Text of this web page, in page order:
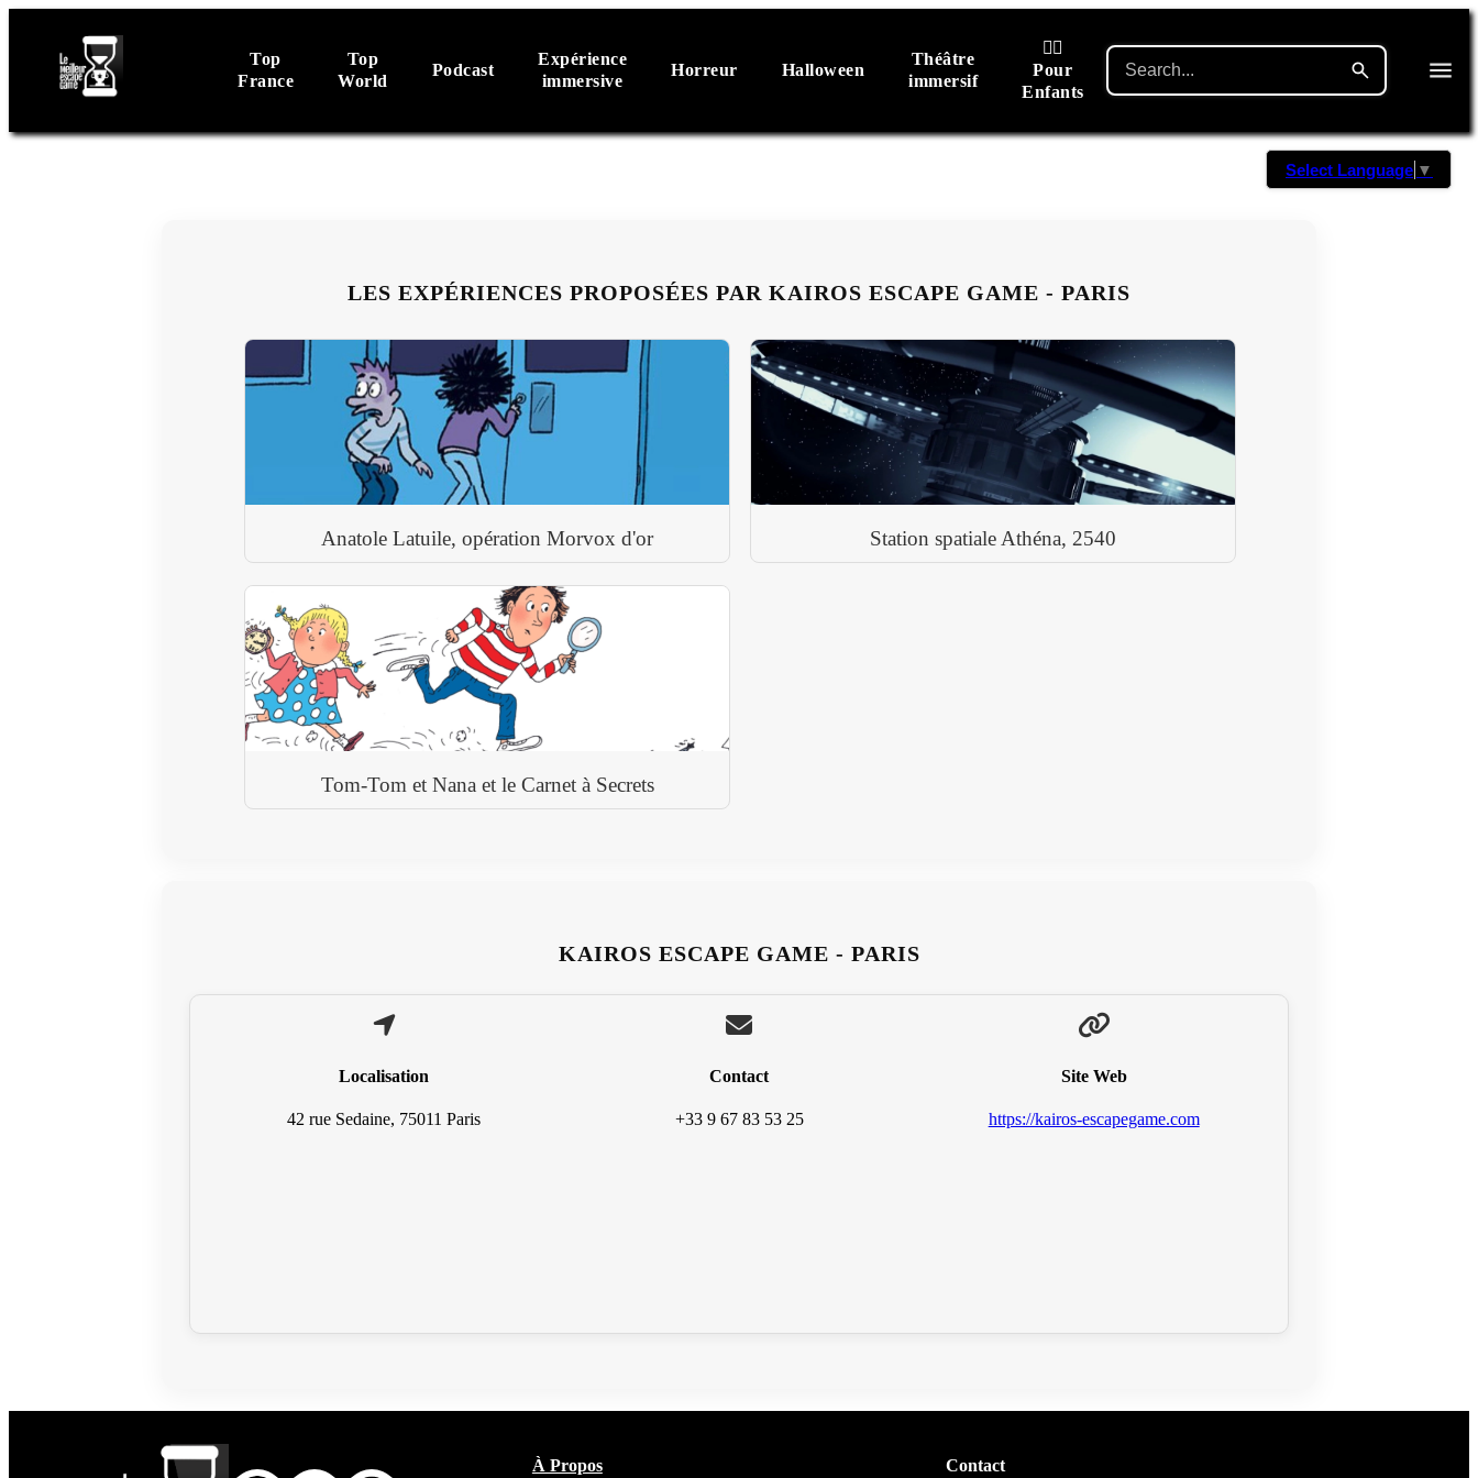
Top
France
Top
World
Podcast
Expérience
immersive
Horreur Halloween
Théâtre
immersif
🙋‍♂️
Pour
Enfants
Select Language ▼
LES EXPÉRIENCES PROPOSÉES PAR KAIROS ESCAPE GAME - PARIS
Anatole Latuile, opération Morvox d'or Station spatiale Athéna, 2540
Tom-Tom et Nana et le Carnet à Secrets
KAIROS ESCAPE GAME - PARIS
Localisation
42 rue Sedaine, 75011 Paris
Contact
+33 9 67 83 53 25
Site Web
https://kairos-escapegame.com
À Propos Contact